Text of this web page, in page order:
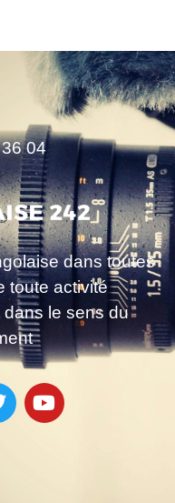
04
dans toutes
toute activité
le sens du